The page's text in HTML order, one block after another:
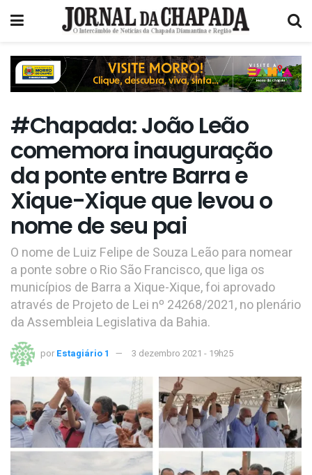
#Chapada: João Leão
comemora inauguração
da ponte entre Barra e
Xique-Xique que levou o
nome de seu pai
O nome de Luiz Felipe de Souza Leão para nomear
a ponte sobre o Rio São Francisco, que liga os
municípios de Barra a Xique-Xique, foi aprovado
através de Projeto de Lei nº 24268/2021, no plenário
da Assembleia Legislativa da Bahia.
por Estagiário 1 3 dezembro 2021 - 19h25